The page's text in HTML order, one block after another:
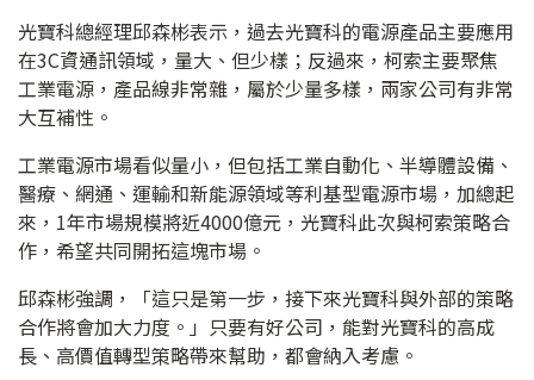
光寶科總經理邱森彬表示，過去光寶科的電源產品主要應用
在3C資通訊領域，量大、但少樣；反過來，柯索主要聚焦
工業電源，產品線非常雜，屬於少量多樣，兩家公司有非常
大互補性。
工業電源市場看似量小，但包括工業自動化、半導體設備、
醫療、網通、運輸和新能源領域等利基型電源市場，加總起
來，1年市場規模將近4000億元，光寶科此次與柯索策略合
作，希望共同開拓這塊市場。
邱森彬強調，「這只是第一步，接下來光寶科與外部的策略
合作將會加大力度。」只要有好公司，能對光寶科的高成
長、高價值轉型策略帶來幫助，都會納入考慮。